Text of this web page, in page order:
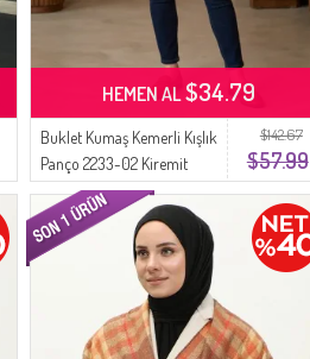
$142.67
$57.99
Buklet Kumaş Kemerli Kışlık
Panço 2233-02 Kiremit
HEMEN AL$34.79